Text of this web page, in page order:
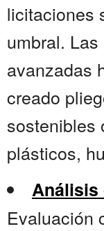
licitaciones
umbral.
avanzadas
creado
sostenibles
plásticos,
Análisis
Evaluación